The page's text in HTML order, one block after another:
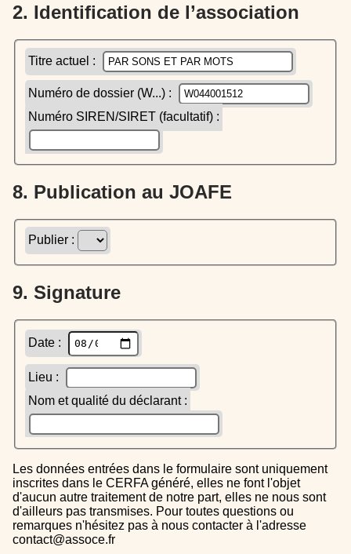
2. Identification de l’association
Titre actuel :
Numéro de dossier (W...) :
Numéro SIREN/SIRET (facultatif) :
8. Publication au JOAFE
Publier :
9. Signature
Date :
Lieu :
Nom et qualité du déclarant :
Les données entrées dans le formulaire sont uniquement
inscrites dans le CERFA généré, elles ne font l'objet
d'aucun autre traitement de notre part, elles ne nous sont
d'ailleurs pas transmises. Pour toutes questions ou
remarques n'hésitez pas à nous contacter à l'adresse
contact@assoce.fr